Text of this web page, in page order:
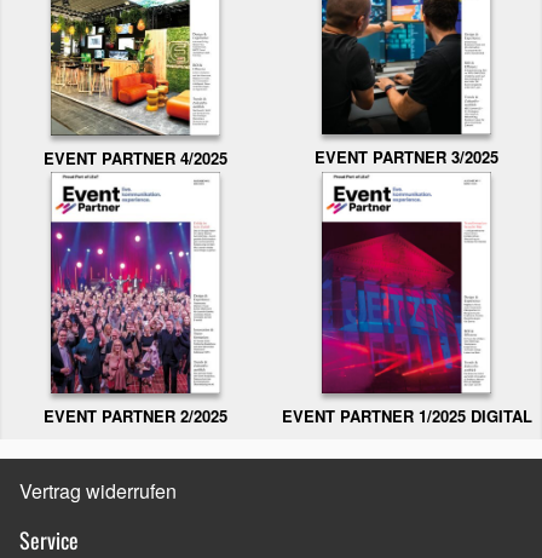
EVENT PARTNER 4/2025 EVENT PARTNER 3/2025
EVENT PARTNER 2/2025 EVENT PARTNER 1/2025 DIGITAL
Vertrag widerrufen
Service